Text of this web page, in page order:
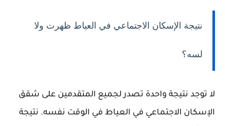
نتيجة الإسكان الاجتماعي في العياط ظهرت ولا
لسه؟
لا توجد نتيجة واحدة تصدر لجميع المتقدمين على شقق
الإسكان الاجتماعي في العياط في الوقت نفسه. نتيجة